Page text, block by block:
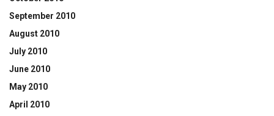
September 2010
August 2010
July 2010
June 2010
May 2010
April 2010